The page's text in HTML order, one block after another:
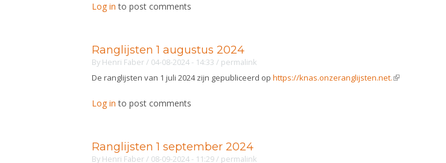
Log in to post comments
Ranglijsten 1 augustus 2024
By Henri Faber/ 04-08-2024 - 14:33 / permalink
De ranglijsten van 1 juli 2024 zijn gepubliceerd op https://knas.onzeranglijsten.net.(link is external)
Log in to post comments
Ranglijsten 1 september 2024
By Henri Faber/ 08-09-2024 - 11:29/ permalink